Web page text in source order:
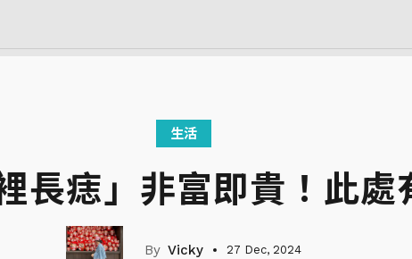
生活
長痣」非富即貴！此處
Vicky 27 Dec, 2024